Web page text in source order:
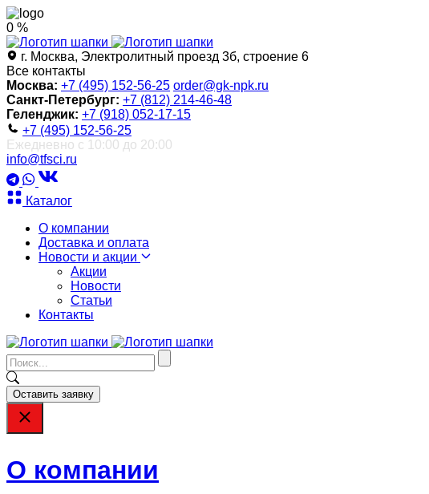
0 %
г. Москва, Электролитный проезд 3б, строение 6
Все контакты
Москва: +7 (495) 152-56-25 order@gk-npk.ru
Санкт-Петербург: +7 (812) 214-46-48
Геленджик: +7 (918) 052-17-15
+7 (495) 152-56-25
Ежедневно с 10:00 до 20:00
info@tfsci.ru
Каталог
О компании
Доставка и оплата
Новости и акции
Акции
Новости
Статьи
Контакты
Оставить заявку
О компании